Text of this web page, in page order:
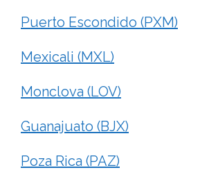
Puerto Escondido (PXM)
Mexicali (MXL)
Monclova (LOV)
Guanajuato (BJX)
Poza Rica (PAZ)